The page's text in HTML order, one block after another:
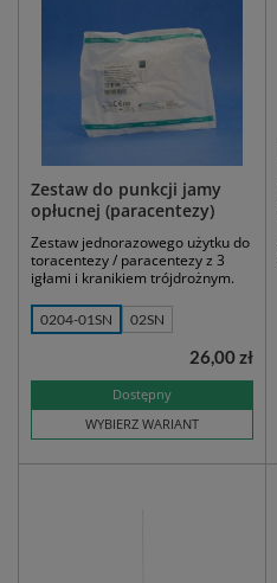
Zestaw do punkcji jamy
opłucnej (paracentezy)
Zestaw jednorazowego użytku do
toracentezy / paracentezy z 3
igłami i kranikiem trójdrożnym.
0204-01SN 02SN
Dostępny
WYBIERZ WARIANT
26,00 zł